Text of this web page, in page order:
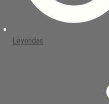
Leyendas